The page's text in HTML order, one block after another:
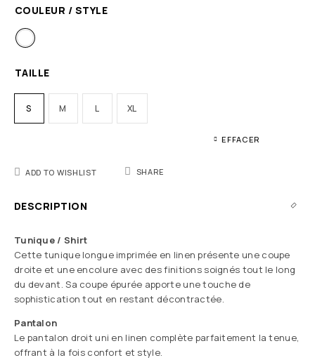
COULEUR / STYLE
TAILLE
S M L XL
EFFACER
ADD TO WISHLIST SHARE
DESCRIPTION
Tunique / Shirt
Cette tunique longue imprimée en linen présente une coupe
droite et une encolure avec des finitions soignés tout le long
du devant. Sa coupe épurée apporte une touche de
sophistication tout en restant décontractée.
Pantalon
Le pantalon droit uni en linen complète parfaitement la tenue,
offrant à la fois confort et style.